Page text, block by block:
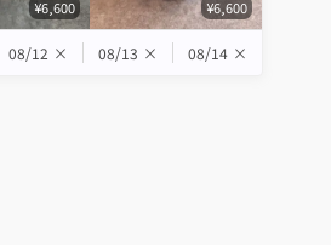
¥6,600 ¥6,600
08/12 × 08/13 × 08/14 ×